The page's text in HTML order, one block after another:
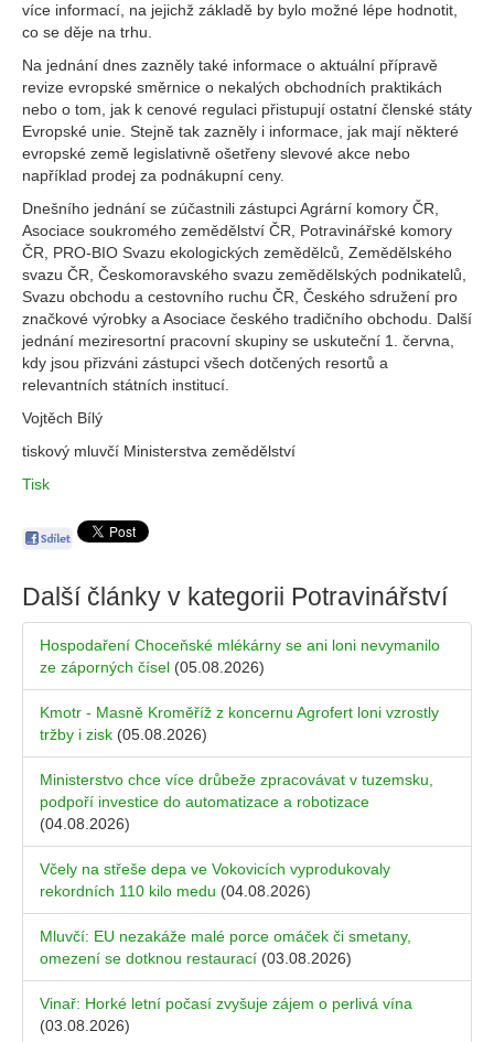
více informací, na jejichž základě by bylo možné lépe hodnotit,
co se děje na trhu.
Na jednání dnes zazněly také informace o aktuální přípravě
revize evropské směrnice o nekalých obchodních praktikách
nebo o tom, jak k cenové regulaci přistupují ostatní členské státy
Evropské unie. Stejně tak zazněly i informace, jak mají některé
evropské země legislativně ošetřeny slevové akce nebo
například prodej za podnákupní ceny.
Dnešního jednání se zúčastnili zástupci Agrární komory ČR,
Asociace soukromého zemědělství ČR, Potravinářské komory
ČR, PRO-BIO Svazu ekologických zemědělců, Zemědělského
svazu ČR, Českomoravského svazu zemědělských podnikatelů,
Svazu obchodu a cestovního ruchu ČR, Českého sdružení pro
značkové výrobky a Asociace českého tradičního obchodu. Další
jednání meziresortní pracovní skupiny se uskuteční 1. června,
kdy jsou přizváni zástupci všech dotčených resortů a
relevantních státních institucí.
Vojtěch Bílý
tiskový mluvčí Ministerstva zemědělství
Tisk
Další články v kategorii Potravinářství
Hospodaření Choceňské mlékárny se ani loni nevymanilo
ze záporných čísel (05.08.2026)
Kmotr - Masně Kroměříž z koncernu Agrofert loni vzrostly
tržby i zisk (05.08.2026)
Ministerstvo chce více drůbeže zpracovávat v tuzemsku,
podpoří investice do automatizace a robotizace
(04.08.2026)
Včely na střeše depa ve Vokovicích vyprodukovaly
rekordních 110 kilo medu (04.08.2026)
Mluvčí: EU nezakáže malé porce omáček či smetany,
omezení se dotknou restaurací (03.08.2026)
Vinař: Horké letní počasí zvyšuje zájem o perlivá vína
(03.08.2026)